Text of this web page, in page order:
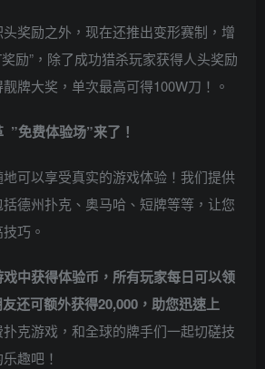
奖励之外，现在还推出变形赛制，增
励”，除了成功猎杀玩家获得人头奖励
牌大奖，单次最高可得100W刀！。
”免费体验场”来了！
可以享受真实的游戏体验！我们提供
德州扑克、奥马哈、短牌等等，让您
巧。
中获得体验币，所有玩家每日可以领
还可额外获得20,000，助您迅速上
克游戏，和全球的牌手们一起切磋技
趣吧！